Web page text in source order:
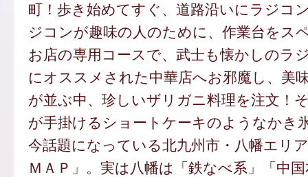
町！歩き始めてすぐ、道路沿いにラジコ
ジコンが趣味の人のために、作業台をス
お店の専用コースで、武士も懐かしのラ
にオススメされた中華店へお邪魔し、美
が並ぶ中、珍しいザリガニ料理を注文！
が手掛けるショートケーキのようなかき
今話題になっている北九州市・八幡エリ
ＭＡＰ」。実は八幡は「鉄なべ系」「中